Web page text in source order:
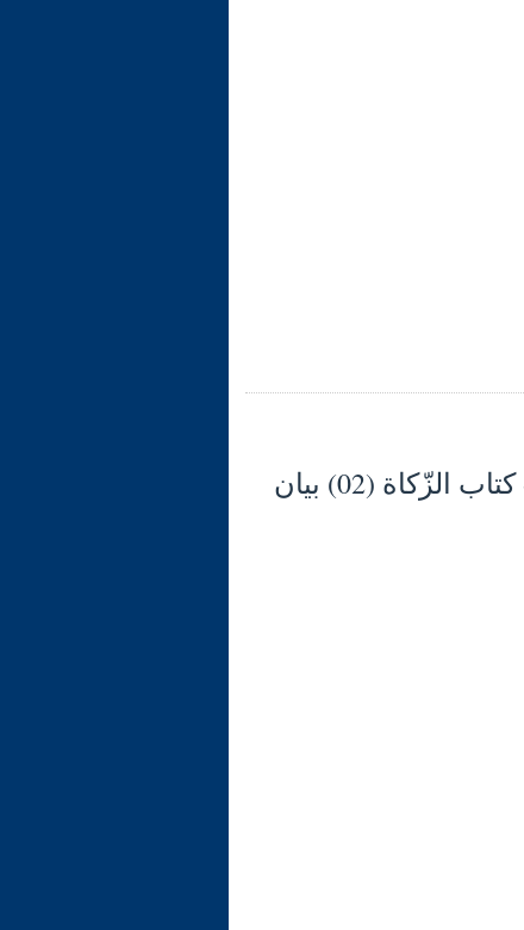
شرح الوجيز في فقه السنّة والكتاب العزيز (125) - كتاب الزّكاة (02) بيان